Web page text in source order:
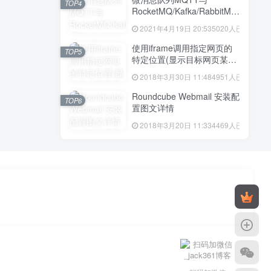
RocketMQ/Kafka/RabbitMQ
2021年4月19日 20:535020人已阅读
TOP4
使用iframe调用指定网页的
特定位置(显示目标网页某区
2018年3月30日 11:484951人已阅读
TOP5
Roundcube Webmail 安装配
置图文详情
2018年3月20日 11:334469人已阅读
TOP6